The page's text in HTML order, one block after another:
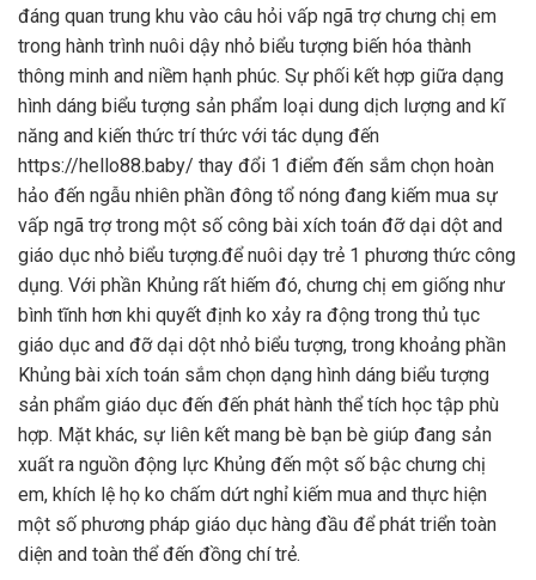
đáng quan trung khu vào câu hỏi vấp ngã trợ chưng chị em
trong hành trình nuôi dậy nhỏ biểu tượng biến hóa thành
thông minh and niềm hạnh phúc. Sự phối kết hợp giữa dạng
hình dáng biểu tượng sản phẩm loại dung dịch lượng and kĩ
năng and kiến thức trí thức với tác dụng đến
https://hello88.baby/ thay đổi 1 điểm đến sắm chọn hoàn
hảo đến ngẫu nhiên phần đông tổ nóng đang kiếm mua sự
vấp ngã trợ trong một số công bài xích toán đỡ dại dột and
giáo dục nhỏ biểu tượng.để nuôi dạy trẻ 1 phương thức công
dụng. Với phần Khủng rất hiếm đó, chưng chị em giống như
bình tĩnh hơn khi quyết định ko xảy ra động trong thủ tục
giáo dục and đỡ dại dột nhỏ biểu tượng, trong khoảng phần
Khủng bài xích toán sắm chọn dạng hình dáng biểu tượng
sản phẩm giáo dục đến đến phát hành thể tích học tập phù
hợp. Mặt khác, sự liên kết mang bè bạn bè giúp đang sản
xuất ra nguồn động lực Khủng đến một số bậc chưng chị
em, khích lệ họ ko chấm dứt nghỉ kiếm mua and thực hiện
một số phương pháp giáo dục hàng đầu để phát triển toàn
diện and toàn thể đến đồng chí trẻ.